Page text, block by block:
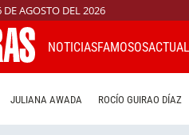
DE AGOSTO DEL 2026
NOTICIASFAMOSOS
JULIANA AWADA ROCÍO GUIRAO DÍAZ